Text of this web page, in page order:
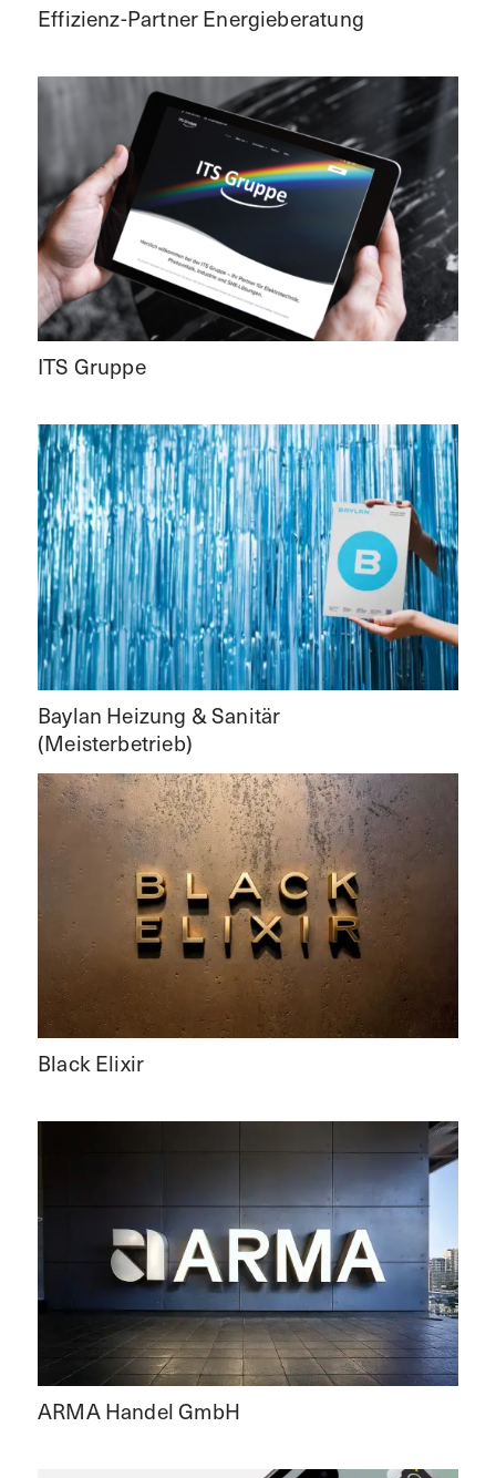
Effizienz-Partner Energieberatung
ITS Gruppe
Baylan Heizung & Sanitär
(Meisterbetrieb)
Black Elixir
ARMA Handel GmbH